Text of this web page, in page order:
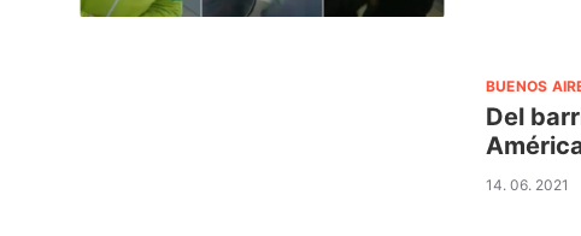
BUENOS
Del
14. 06. 2021